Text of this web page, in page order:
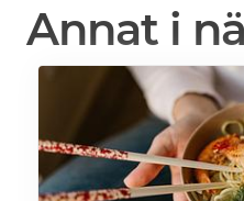
Annat i